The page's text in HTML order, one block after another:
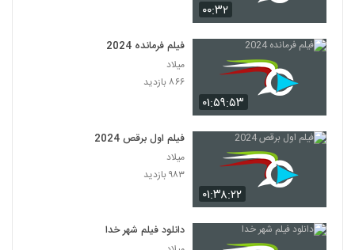
۰۰:۳۲
۰۱:۵۹:۵۳
فیلم فرمانده 2024
میلاد
۸۶۶ بازدید
۰۱:۳۸:۲۲
فیلم اول برقص 2024
میلاد
۹۸۳ بازدید
دانلود فیلم شهر خدا